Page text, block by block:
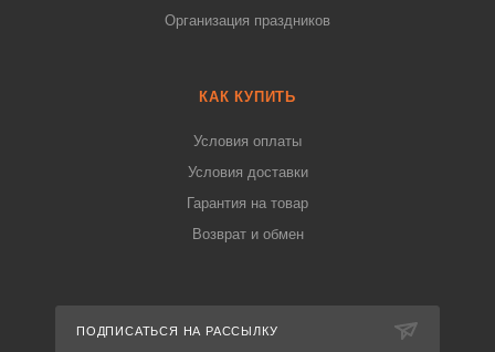
Организация праздников
КАК КУПИТЬ
Условия оплаты
Условия доставки
Гарантия на товар
Возврат и обмен
ПОДПИСАТЬСЯ НА РАССЫЛКУ